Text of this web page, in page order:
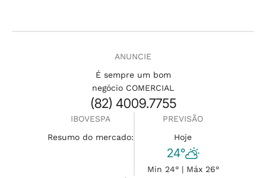
ANUNCIE
É sempre um bom
negócio COMERCIAL
(82) 4009.7755
IBOVESPA
Resumo do mercado:
PREVISÃO
Hoje
24°
Min 24° | Máx 26°